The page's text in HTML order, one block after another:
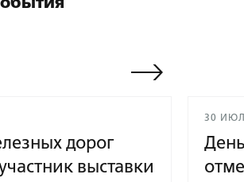
дорог
выставки
30